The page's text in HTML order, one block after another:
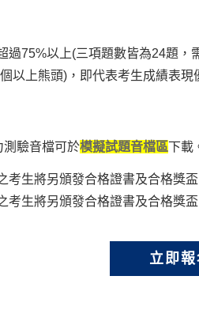
過75%以上(三項題數皆為24題，
以上熊頭)，即代表考生成績表現
驗音檔可於模擬試題音檔區下載
生將另頒發合格證書及合格獎盃
生將另頒發合格證書及合格獎盃
立即報